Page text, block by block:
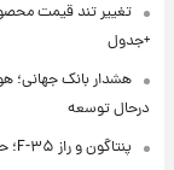
+جدول
هشدار بانک
درحال توسعه
پنتاگون و راز F-۳۵؛ حذف بی‌سابقه گزارش‌های عملکرد جنگنده‌های نسل پنجم